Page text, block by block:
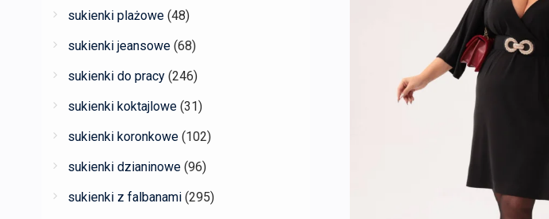
sukienki plażowe (48)
sukienki jeansowe (68)
sukienki do pracy (246)
sukienki koktajlowe (31)
sukienki koronkowe (102)
sukienki dzianinowe (96)
sukienki z falbanami (295)